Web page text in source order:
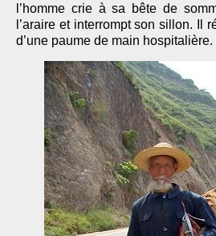
l’homme crie à sa bête de
l’araire et interrompt son sillon. Il
d’une paume de main hospitalière.